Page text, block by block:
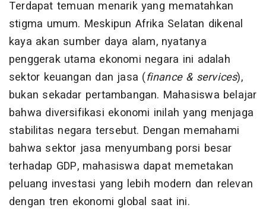
Terdapat temuan menarik yang mematahkan
stigma umum. Meskipun Afrika Selatan dikenal
kaya akan sumber daya alam, nyatanya
penggerak utama ekonomi negara ini adalah
sektor keuangan dan jasa (finance & services),
bukan sekadar pertambangan. Mahasiswa belajar
bahwa diversifikasi ekonomi inilah yang menjaga
stabilitas negara tersebut. Dengan memahami
bahwa sektor jasa menyumbang porsi besar
terhadap GDP, mahasiswa dapat memetakan
peluang investasi yang lebih modern dan relevan
dengan tren ekonomi global saat ini.